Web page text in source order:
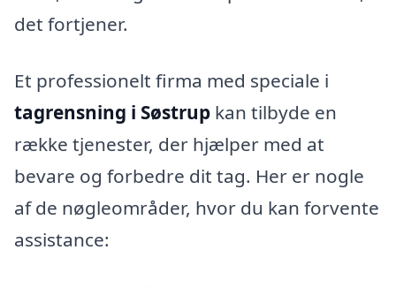
det fortjener.
Et professionelt firma med speciale i
tagrensning i Søstrup kan tilbyde en
række tjenester, der hjælper med at
bevare og forbedre dit tag. Her er nogle
af de nøgleområder, hvor du kan forvente
assistance: